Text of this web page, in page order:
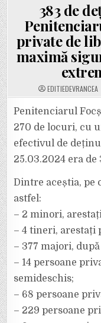
383 de
private de
maximă
EDITIEDEVRANCEA
Penitenciarul
270 de locuri, cu
efectivul de
25.03.2024 era de
Dintre aceștia, pe
astfel:
– 2 minori,
– 4 tineri, arestați
– 377 majori,
– 14 persoane
semideschis;
– 68 persoane
– 229 persoane